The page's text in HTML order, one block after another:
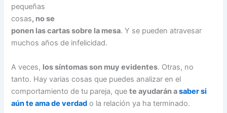
pequeñas
cosas, no se
ponen las cartas sobre la mesa. Y se pueden atravesar
muchos años de infelicidad.
A veces, los síntomas son muy evidentes. Otras, no
tanto. Hay varias cosas que puedes analizar en el
comportamiento de tu pareja, quete ayudarán asaber si
aún te ama de verdad o la relación ya ha terminado.